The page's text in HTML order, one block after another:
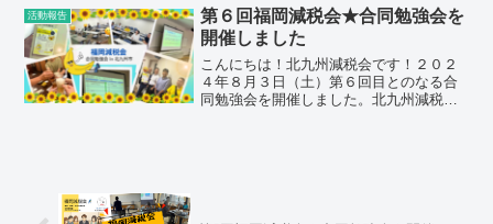
財です。利用料もかなり割安、、、今回
は、総勢12名の方に...
活動報告
第６回福岡減税会★合同勉強会を
開催しました
こんにちは！北九州減税会です！２０２
４年８月３日（土）第６回目とのなる合
同勉強会を開催しました。北九州減税会